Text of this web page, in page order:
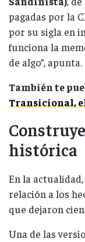
pagadas por la
por su sigla en
funciona la
de algo”, apunta.
También te
Transicional, el
histórica
En la
relación a los
que dejaron
Una de las